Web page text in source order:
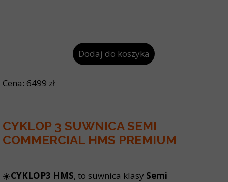
Cena: 6499 zł
CYKLOP 3 SUWNICA SEMI
COMMERCIAL HMS PREMIUM
☀️CYKLOP3 HMS, to suwnica klasy Semi
Dodaj do koszyka